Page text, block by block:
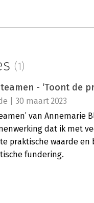
(1)
- ‘Toont de
| 30 maart 2023
van Annemarie
dat ik met
praktische waarde
fundering.